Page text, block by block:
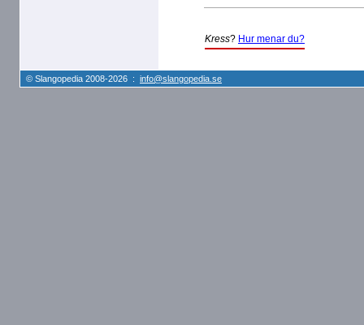
Kress? Hur menar du?
© Slangopedia 2008-2026 : info@slangopedia.se